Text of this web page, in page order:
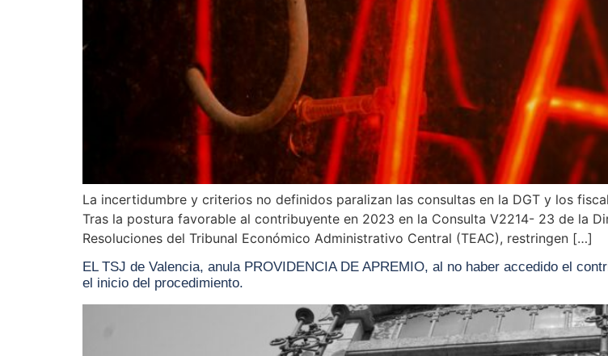
La incertidumbre y criterios no definidos paralizan las consultas en la DGT y los
Tras la postura favorable al contribuyente en 2023 en la Consulta V2214- 23 de la
Resoluciones del Tribunal Económico Administrativo Central (TEAC), restringen […]
EL TSJ de Valencia, anula PROVIDENCIA DE APREMIO, al no haber accedido el
el inicio del procedimiento.